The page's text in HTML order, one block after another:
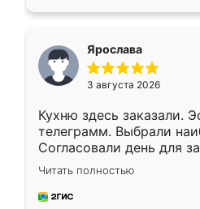
Ярослава
3 августа 2026
Кухню здесь заказали.
телеграмм. Выбрали
Согласовали день для
недели кухня была уже
довольны работой.
мебель за качественную
Читать полностью